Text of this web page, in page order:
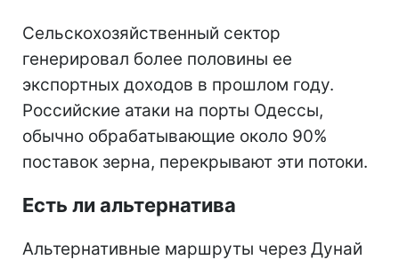
Сельскохозяйственный сектор
генерировал более половины ее
экспортных доходов в прошлом году.
Российские атаки на порты Одессы,
обычно обрабатывающие около 90%
поставок зерна, перекрывают эти потоки.
Есть ли альтернатива
Альтернативные маршруты через Дунай